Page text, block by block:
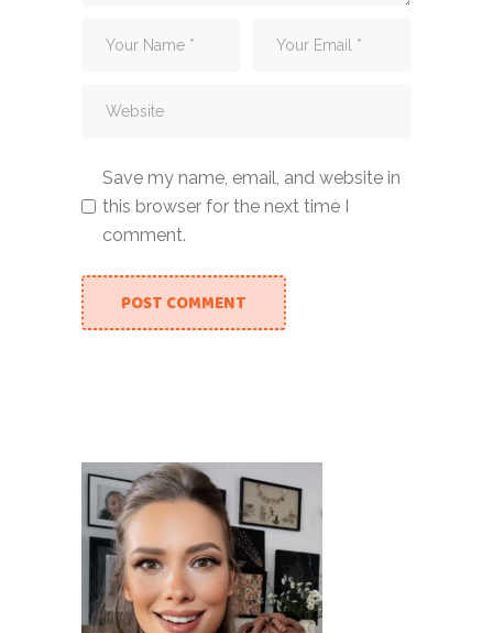
Save my name, email, and website in
this browser for the next time I
comment.
POST COMMENT